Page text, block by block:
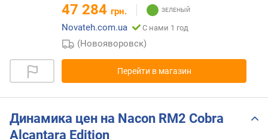
47 284 грн.
Novateh.com.ua
С нами 1 год
(Новояворовск)
Перейти в магазин
Динамика цен на Nacon RM2 Cobra
Alcantara Edition